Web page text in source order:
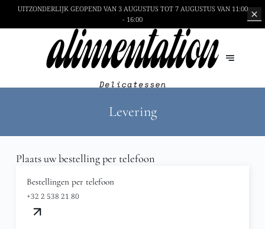
UITZONDERLIJK GEOPENDVAN 3 AUGUSTUS TOT 7 AUGUSTUS VAN 11:00
- 16:00
Levering
Plaats uw bestelling per telefoon
Bestellingen per telefoon
+32 2 538 21 80